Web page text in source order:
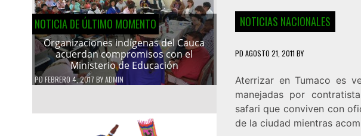
NOTICIA DE ÚLTIMO MOMENTO
Organizaciones indígenas del Cauca
acuerdan compromisos con el
Ministerio de Educación
PD FEBRERO 4, 2017 BYADMIN
NOTICIAS NACIONALES
PD AGOSTO 21, 2011 BY
Aterrizar en Tumaco es
manejadas por
safari que conviven con
de la ciudad mientras